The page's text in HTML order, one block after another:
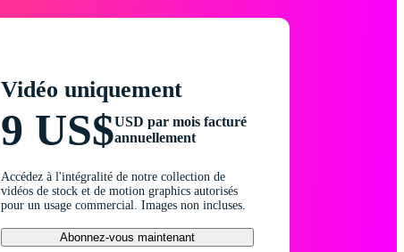
Vidéo uniquement
9 US$USD par mois facturé
annuellement
Accédez à l'intégralité de notre collection de
vidéos de stock et de motion graphics autorisés
pour un usage commercial. Images non incluses.
Abonnez-vous maintenant